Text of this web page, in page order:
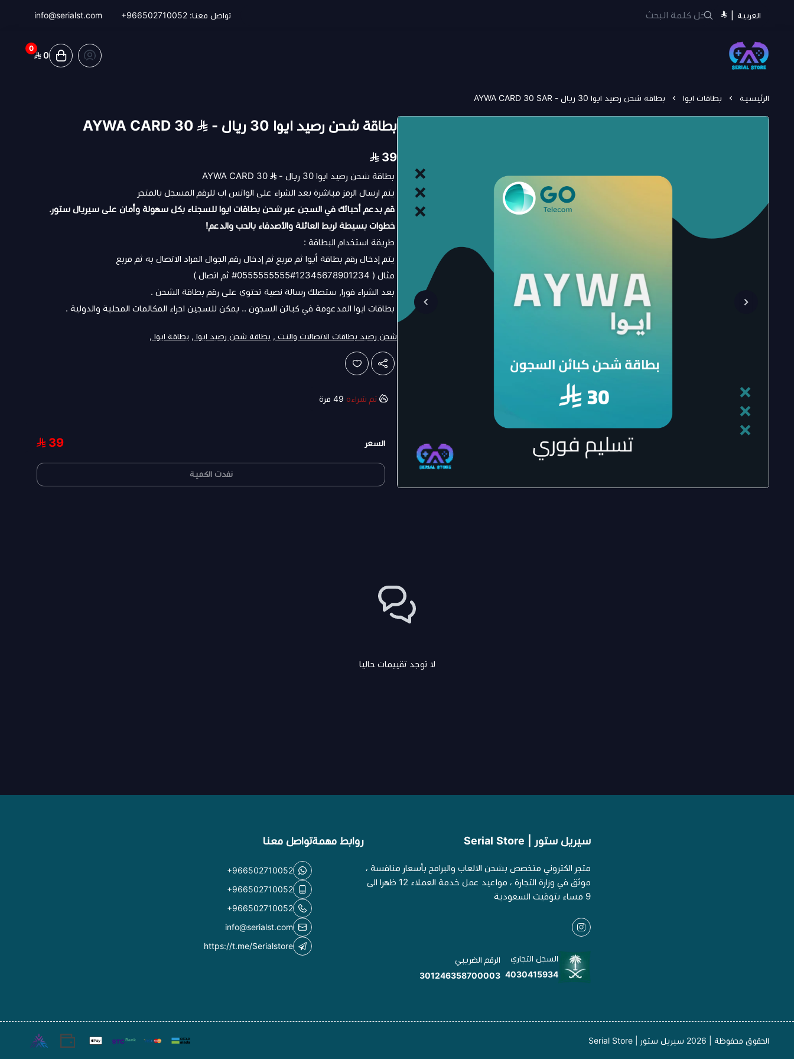
العربية تواصل معنا: +966502710052
info@serialst.com
سيريل ستور | Serial Store
0
0
الرئيسية بطاقات ايوا بطاقة شحن رصيد ايوا 30 ريال - AYWA CARD 30 SAR
بطاقة شحن رصيد ايوا 30 ريال - AYWA CARD 30
39
بطاقة شحن رصيد ايوا 30 ريال - AYWA CARD 30
يتم ارسال الرمز مباشرة بعد الشراء على الواتس اب للرقم المسجل بالمتجر
قم بدعم أحبائك في السجن عبر شحن بطاقات ايوا للسجناء بكل سهولة وأمان على سيريال ستور.
خطوات بسيطة لربط العائلة والأصدقاء بالحب والدعم!
طريقة استخدام البطاقة :
يتم إدخال رقم بطاقة أيوا ثم مربع ثم إدخال رقم الجوال المراد الاتصال به ثم مربع
مثال ( 12345678901234#0555555555# ثم اتصال )
بعد الشراء فورا, ستصلك رسالة نصية تحتوي على رقم بطاقة الشحن .
بطاقات ايوا المدعومة في كبائن السجون .. يمكن للسجين اجراء المكالمات المحلية والدولية .
شحن رصيد بطاقات الاتصالات والنت , بطاقة شحن رصيد ايوا , بطاقة ايوا ,
تم شراءه 49 مرة
السعر 39
نفدت الكمية
لا توجد تقييمات حاليا
سيريل ستور | Serial Store
متجر الكتروني متخصص بشحن الالعاب والبرامج بأسعار منافسة ،
موثق في وزارة التجارة ، مواعيد عمل خدمة العملاء 12 ظهرا الى
9 مساء بتوقيت السعودية
السجل التجاري
4030415934
الرقم الضريبي
301246358700003
روابط مهمةتواصل معنا
+966502710052
+966502710052
+966502710052
info@serialst.com
https://t.me/Serialstore
الحقوق محفوظة | 2026 سيريل ستور | Serial Store